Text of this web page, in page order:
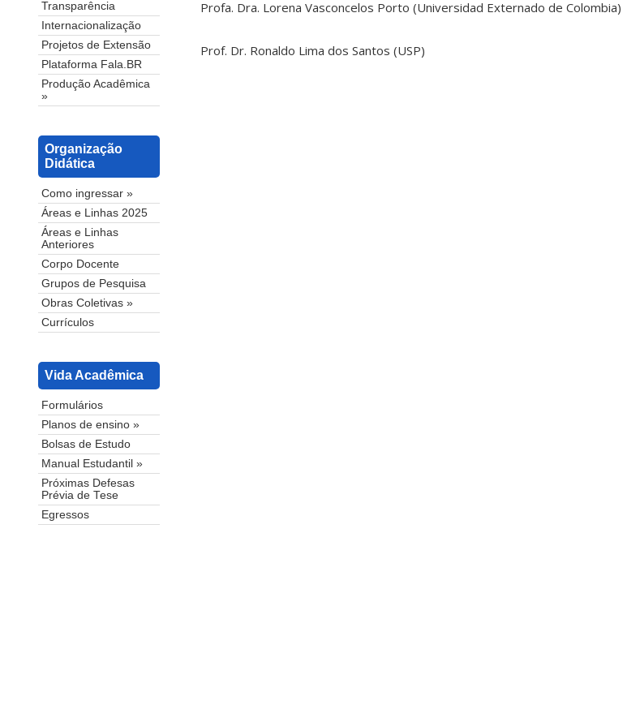
Transparência
Internacionalização
Projetos de Extensão
Plataforma Fala.BR
Produção Acadêmica
»
Organização
Didática
Como ingressar »
Áreas e Linhas 2025
Áreas e Linhas
Anteriores
Corpo Docente
Grupos de Pesquisa
Obras Coletivas »
Currículos
Vida Acadêmica
Formulários
Planos de ensino »
Bolsas de Estudo
Manual Estudantil »
Próximas Defesas
Prévia de Tese
Egressos
Profa. Dra. Lorena Vasconcelos Porto (Universidad Externado de Colombia)
Prof. Dr. Ronaldo Lima dos Santos (USP)